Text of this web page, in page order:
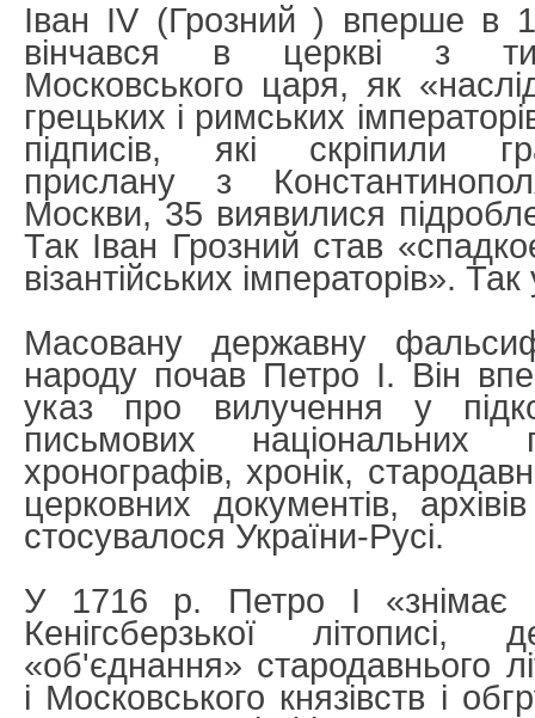
Іван IV (Грозний ) вперше в
вінчався в церкві з
Московського царя, як
грецьких і римських
підписів, які скріпили
прислану з
Москви, 35 виявилися
Так Іван Грозний став
візантійських імператорів».
Масовану державну
народу почав Петро I. Він
указ про вилучення у
письмових національних
хронографів, хронік,
церковних документів,
стосувалося України-Русі.
У 1716 р. Петро I «знімає
Кенігсберзької
«об'єднання» стародавнього
і Московського князівств і